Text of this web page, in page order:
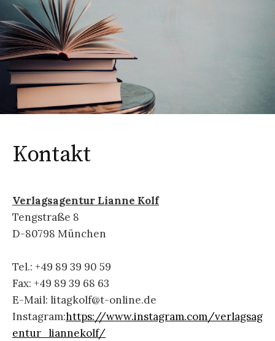
Kontakt
Verlagsagentur Lianne Kolf
Tengstraße 8
D-80798 München
Tel.: +49 89 39 90 59
Fax: +49 89 39 68 63
E-Mail: litagkolf@t-online.de
Instagram:https://www.instagram.com/verlagsag
entur_liannekolf/